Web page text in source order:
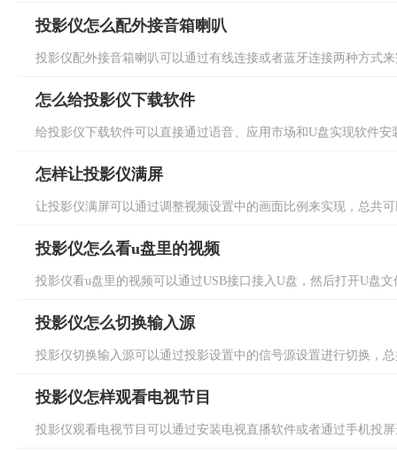
投影仪怎么配外接音箱喇叭
投影仪配外接音箱喇叭可以通过有线连接或者蓝牙连接两种方式
怎么给投影仪下载软件
给投影仪下载软件可以直接通过语音、应用市场和U盘实现软件
怎样让投影仪满屏
让投影仪满屏可以通过调整视频设置中的画面比例来实现，总共
投影仪怎么看u盘里的视频
投影仪看u盘里的视频可以通过USB接口接入U盘，然后打开U盘
投影仪怎么切换输入源
投影仪切换输入源可以通过投影设置中的信号源设置进行切换，
投影仪怎样观看电视节目
投影仪观看电视节目可以通过安装电视直播软件或者通过手机投